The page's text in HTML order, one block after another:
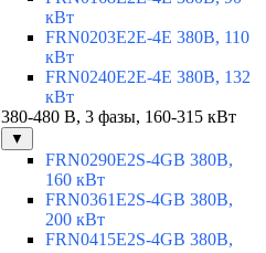
кВт
FRN0203E2E-4E 380В, 110
кВт
FRN0240E2E-4E 380В, 132
кВт
380-480 В, 3 фазы, 160-315 кВт
▼
FRN0290E2S-4GB 380В,
160 кВт
FRN0361E2S-4GB 380В,
200 кВт
FRN0415E2S-4GB 380В,